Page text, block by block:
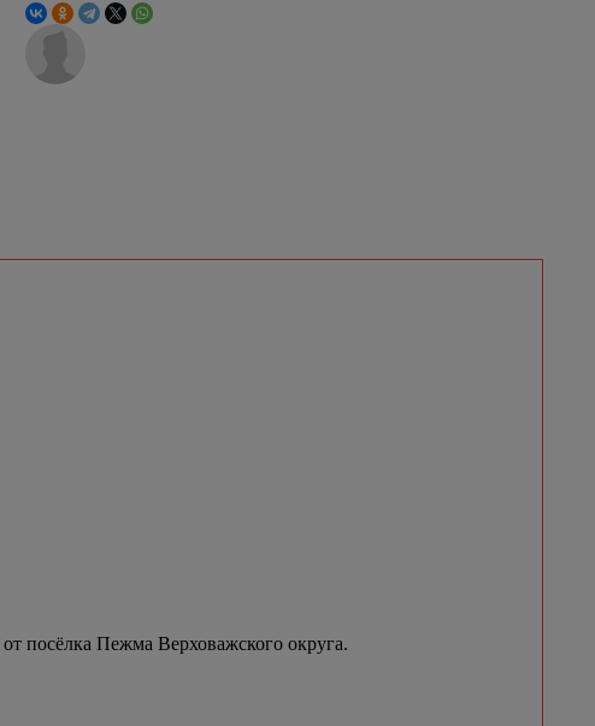
посёлка Пежма Верховажского округа.